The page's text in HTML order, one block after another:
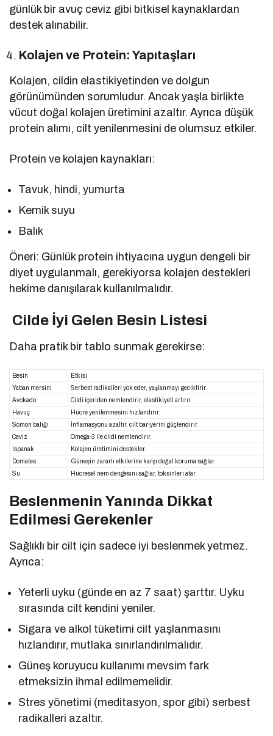
günlük bir avuç ceviz gibi bitkisel kaynaklardan
destek alınabilir.
Kolajen ve Protein: Yapıtaşları
Kolajen, cildin elastikiyetinden ve dolgun
görünümünden sorumludur. Ancak yaşla birlikte
vücut doğal kolajen üretimini azaltır. Ayrıca düşük
protein alımı, cilt yenilenmesini de olumsuz etkiler.
Protein ve kolajen kaynakları:
Tavuk, hindi, yumurta
Kemik suyu
Balık
Öneri: Günlük protein ihtiyacına uygun dengeli bir
diyet uygulanmalı, gerekiyorsa kolajen destekleri
hekime danışılarak kullanılmalıdır.
Cilde İyi Gelen Besin Listesi
Daha pratik bir tablo sunmak gerekirse:
Besin
Etkisi
Yaban mersini
Serbest radikalleri yok eder, yaşlanmayı geciktirir.
Avokado
Cildi içeriden nemlendirir, elastikiyeti artırır.
Havuç
Hücre yenilenmesini hızlandırır.
Somon balığı
İnflamasyonu azaltır, cilt bariyerini güçlendirir.
Ceviz
Omega-3 ile cildi nemlendirir.
Ispanak
Kolajen üretimini destekler.
Domates
Güneşin zararlı etkilerine karşı doğal koruma sağlar.
Su
Hücresel nem dengesini sağlar, toksinleri atar.
Beslenmenin Yanında Dikkat
Edilmesi Gerekenler
Sağlıklı bir cilt için sadece iyi beslenmek yetmez.
Ayrıca:
Yeterli uyku (günde en az 7 saat) şarttır. Uyku
sırasında cilt kendini yeniler.
Sigara ve alkol tüketimi cilt yaşlanmasını
hızlandırır, mutlaka sınırlandırılmalıdır.
Güneş koruyucu kullanımı mevsim fark
etmeksizin ihmal edilmemelidir.
Stres yönetimi (meditasyon, spor gibi) serbest
radikalleri azaltır.